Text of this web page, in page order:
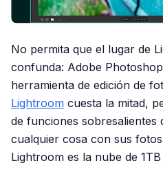
No permita que el lugar de
confunda: Adobe
herramienta de edición de
Lightroom cuesta la mitad,
de funciones sobresalientes
cualquier cosa con sus
Lightroom es la nube de